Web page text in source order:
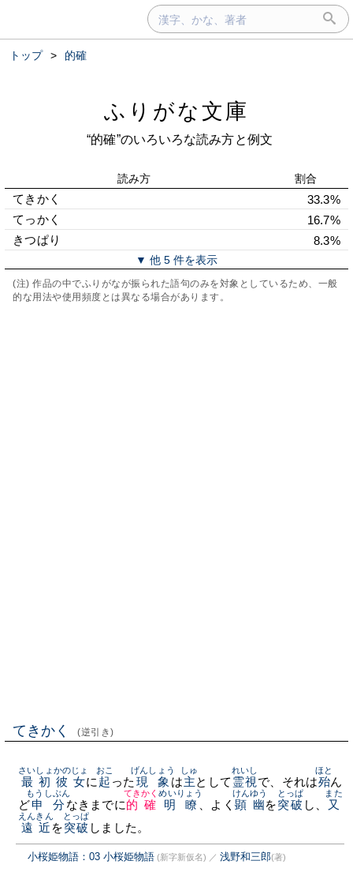
トップ > 的確
ふりがな文庫
“的確”のいろいろな読み方と例文
読み方 割合
てきかく
33.3%
てっかく
16.7%
きつぱり
8.3%
▼ 他 5 件を表示
(注) 作品の中でふりがなが振られた語句のみを対象としているため、一般
的な用法や使用頻度とは異なる場合があります。
てきかく (逆引き)
最初
さいしょ
彼女
かのじょ
に 起
おこ
った 現象
げんしょう
は主
しゅ
として 霊視
れいし
で、それは殆
ほと
ん
ど申分
もうしぶん
なきまでに的確
てきかく
明瞭
めいりょう
、よく 顕幽
けんゆう
を突破
とっぱ
し、 又
また
遠近
えんきん
を突破
とっぱ
しました。
小桜姫物語：03 小桜姫物語 (新字新仮名) ／ 浅野和三郎(著)